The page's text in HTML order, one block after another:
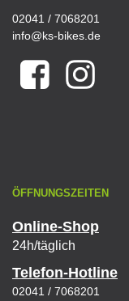
02041 / 7068201
info@ks-bikes.de
ÖFFNUNGSZEITEN
Online-Shop
24h/täglich
Telefon-Hotline
02041 / 7068201